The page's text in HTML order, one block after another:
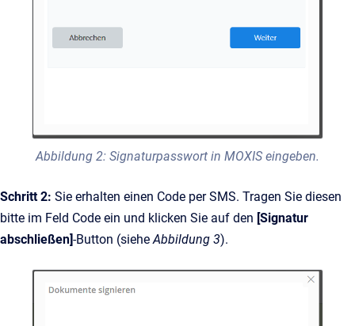
Abbildung 2: Signaturpasswort in MOXIS eingeben.
Schritt 2: Sie erhalten einen Code per SMS. Tragen Sie diesen
bitte im Feld Code ein und klicken Sie auf den [Signatur
abschließen]-Button (siehe Abbildung 3).